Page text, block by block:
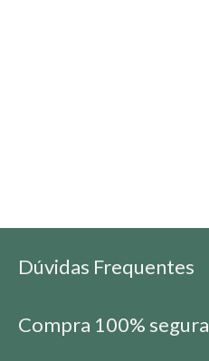
Dúvidas Frequentes
Compra 100% segura